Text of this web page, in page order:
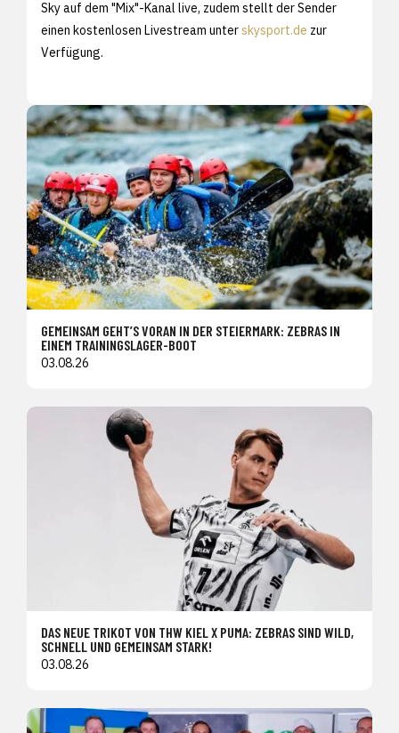
Sky auf dem "Mix"-Kanal live, zudem stellt der Sender
einen kostenlosen Livestream unterskysport.de zur
Verfügung.
GEMEINSAM GEHT’S VORAN IN DER STEIERMARK: ZEBRAS IN
EINEM TRAININGSLAGER-BOOT
03.08.26
DAS NEUE TRIKOT VON THW KIEL X PUMA: ZEBRAS SIND WILD,
SCHNELL UND GEMEINSAM STARK!
03.08.26